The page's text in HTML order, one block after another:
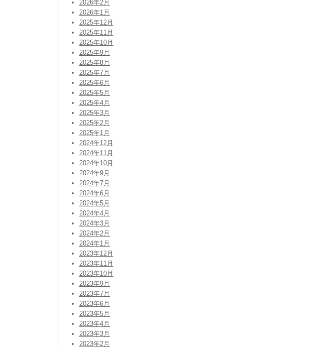
2026年2月
2026年1月
2025年12月
2025年11月
2025年10月
2025年9月
2025年8月
2025年7月
2025年6月
2025年5月
2025年4月
2025年3月
2025年2月
2025年1月
2024年12月
2024年11月
2024年10月
2024年9月
2024年7月
2024年6月
2024年5月
2024年4月
2024年3月
2024年2月
2024年1月
2023年12月
2023年11月
2023年10月
2023年9月
2023年7月
2023年6月
2023年5月
2023年4月
2023年3月
2023年2月